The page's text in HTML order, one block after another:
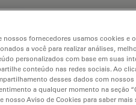
Explore our Objective
and find the best fit for
nossos fornecedores usamos cookies e
a você para realizar análises,
personalizados com base em suas
conteúdo nas redes sociais. Ao
desses dados com
a qualquer momento na seção
nosso Aviso de Cookies para saber